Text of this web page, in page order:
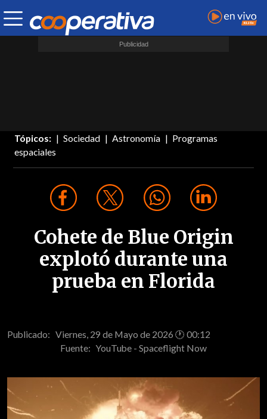
Tópicos: Sociedad Astronomía
Programas
espaciales
Cohete de Blue Origin
explotó durante una
prueba en Florida
Publicado: Viernes, 29 de Mayo de 2026 🕐 00:12
Fuente: YouTube - Spaceflight Now